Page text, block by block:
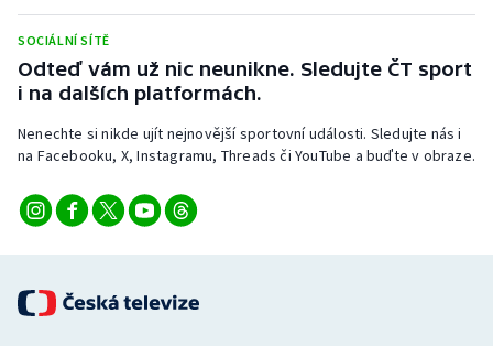
SOCIÁLNÍ SÍTĚ
Odteď vám už nic neunikne. Sledujte ČT sport
i na dalších platformách.
Nenechte si nikde ujít nejnovější sportovní události. Sledujte nás i
na Facebooku, X, Instagramu, Threads či YouTube a buďte v obraze.